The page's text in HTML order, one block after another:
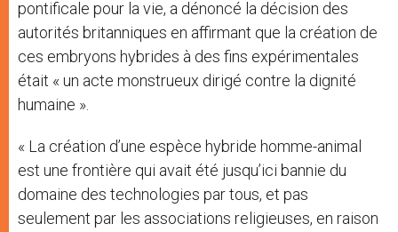
pontificale pour la vie, a dénoncé la décision des
autorités britanniques en affirmant que la création de
ces embryons hybrides à des fins expérimentales
était « un acte monstrueux dirigé contre la dignité
humaine ».
« La création d’une espèce hybride homme-animal
est une frontière qui avait été jusqu’ici bannie du
domaine des technologies par tous, et pas
seulement par les associations religieuses, en raison